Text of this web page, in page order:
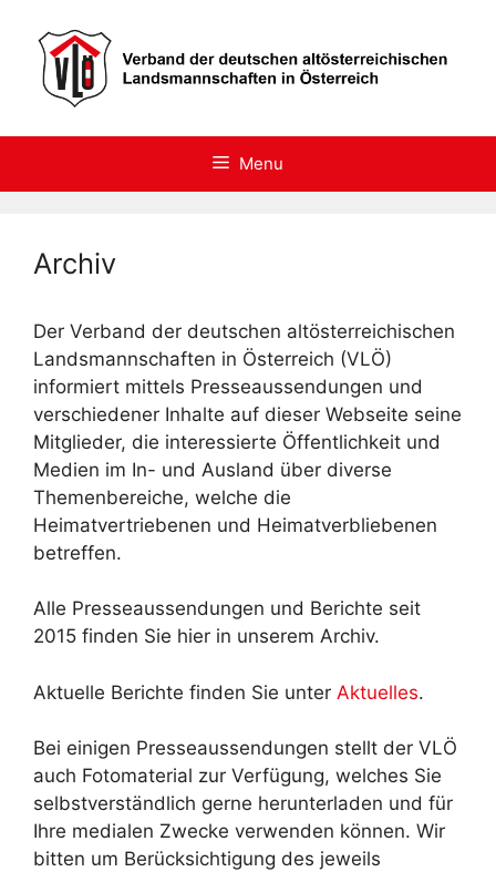
content
Menu
Archiv
Der Verband der deutschen altösterreichischen
Landsmannschaften in Österreich (VLÖ)
informiert mittels Presseaussendungen und
verschiedener Inhalte auf dieser Webseite seine
Mitglieder, die interessierte Öffentlichkeit und
Medien im In- und Ausland über diverse
Themenbereiche, welche die
Heimatvertriebenen und Heimatverbliebenen
betreffen.
Alle Presseaussendungen und Berichte seit
2015 finden Sie hier in unserem Archiv.
Aktuelle Berichte finden Sie unter Aktuelles.
Bei einigen Presseaussendungen stellt der VLÖ
auch Fotomaterial zur Verfügung, welches Sie
selbstverständlich gerne herunterladen und für
Ihre medialen Zwecke verwenden können. Wir
bitten um Berücksichtigung des jeweils